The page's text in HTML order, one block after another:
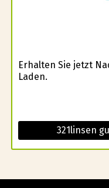
Erhalten Sie jetzt
Laden.
321linsen